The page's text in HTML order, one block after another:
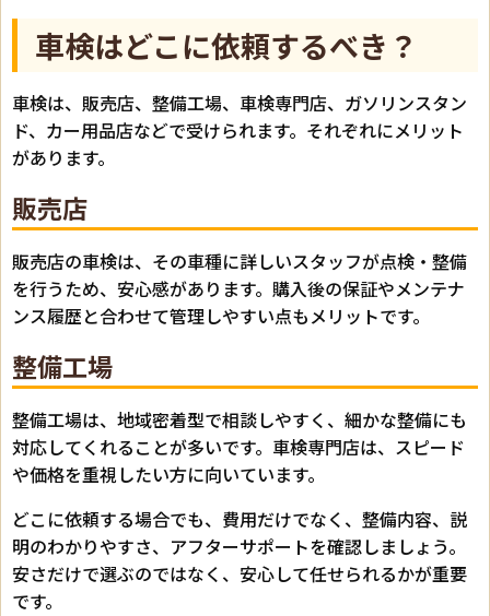
車検はどこに依頼するべき？
車検は、販売店、整備工場、車検専門店、ガソリンスタン
ド、カー用品店などで受けられます。それぞれにメリット
があります。
販売店
販売店の車検は、その車種に詳しいスタッフが点検・整備
を行うため、安心感があります。購入後の保証やメンテナ
ンス履歴と合わせて管理しやすい点もメリットです。
整備工場
整備工場は、地域密着型で相談しやすく、細かな整備にも
対応してくれることが多いです。車検専門店は、スピード
や価格を重視したい方に向いています。
どこに依頼する場合でも、費用だけでなく、整備内容、説
明のわかりやすさ、アフターサポートを確認しましょう。
安さだけで選ぶのではなく、安心して任せられるかが重要
です。